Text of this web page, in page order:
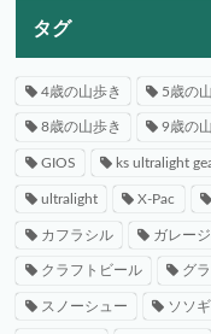
タグ
4歳の山歩き 5歳の
8歳の山歩き 9歳の
GIOS ks ultralight
ultralight X-Pac
カフラシル ガレー
クラフトビール グ
スノーシュー ソソ